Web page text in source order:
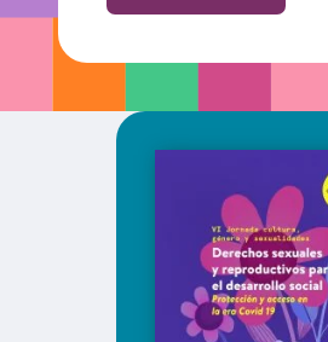
E
C
E
F
C
O